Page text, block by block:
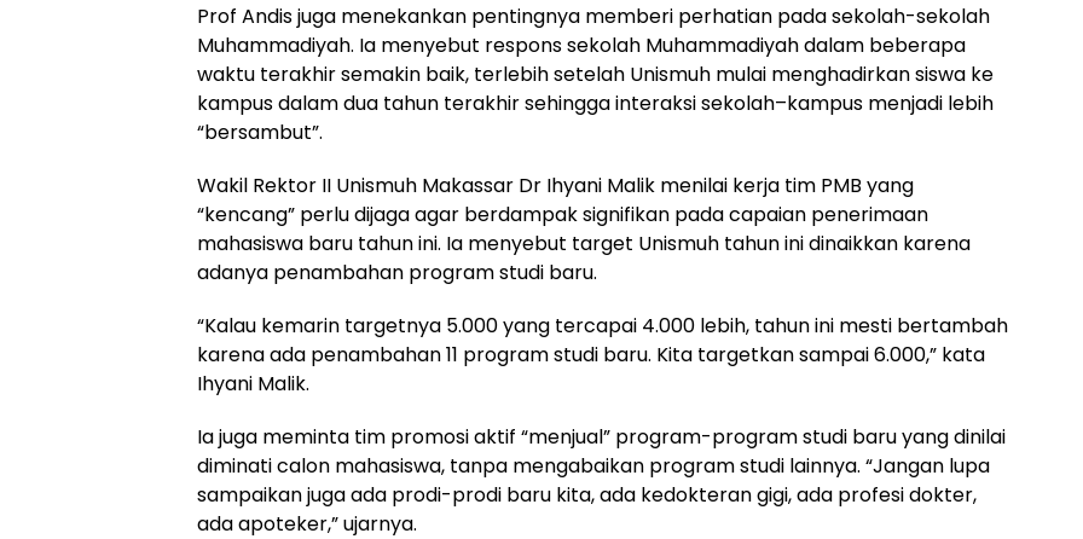
Prof Andis juga menekankan pentingnya memberi perhatian pada sekolah-sekolah
Muhammadiyah. Ia menyebut respons sekolah Muhammadiyah dalam beberapa
waktu terakhir semakin baik, terlebih setelah Unismuh mulai menghadirkan siswa ke
kampus dalam dua tahun terakhir sehingga interaksi sekolah–kampus menjadi lebih
“bersambut”.
Wakil Rektor II Unismuh Makassar Dr Ihyani Malik menilai kerja tim PMB yang
“kencang” perlu dijaga agar berdampak signifikan pada capaian penerimaan
mahasiswa baru tahun ini. Ia menyebut target Unismuh tahun ini dinaikkan karena
adanya penambahan program studi baru.
“Kalau kemarin targetnya 5.000 yang tercapai 4.000 lebih, tahun ini mesti bertambah
karena ada penambahan 11 program studi baru. Kita targetkan sampai 6.000,” kata
Ihyani Malik.
Ia juga meminta tim promosi aktif “menjual” program-program studi baru yang dinilai
diminati calon mahasiswa, tanpa mengabaikan program studi lainnya. “Jangan lupa
sampaikan juga ada prodi-prodi baru kita, ada kedokteran gigi, ada profesi dokter,
ada apoteker,” ujarnya.